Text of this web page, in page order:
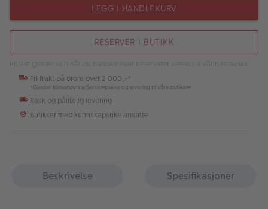
Inspirasjon
Butikkoversikt
LEGG I HANDLEKURV
RESERVER I BUTIKK
Prisen gjelder kun når du handler eller reserverer varen via vår nettbutikk.
Fri frakt på ordre over 2 000,-*
*Gjelder Klimanøytral Servicepakke og levering til våre butikker
Rask og pålitelig levering
Butikker med kunnskapsrike ansatte
Beskrivelse Spesifikasjoner